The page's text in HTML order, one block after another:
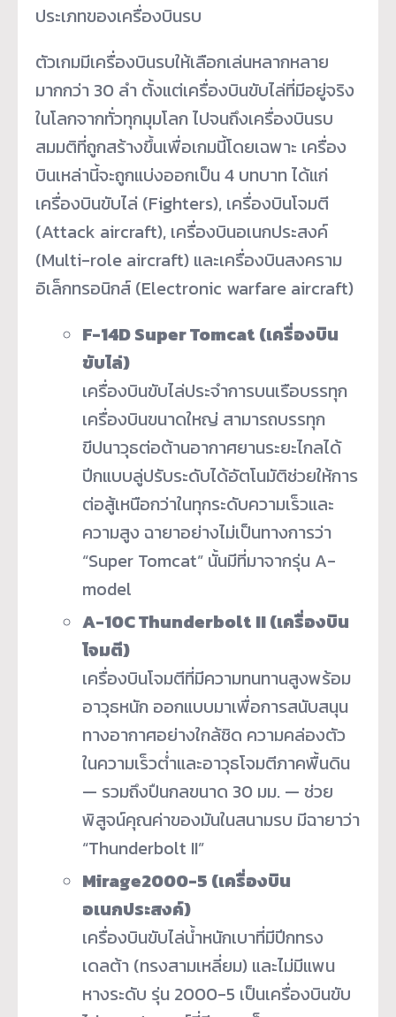
ประเภทของเครื่องบินรบ
ตัวเกมมีเครื่องบินรบให้เลือกเล่นหลากหลาย
มากกว่า 30 ลำ ตั้งแต่เครื่องบินขับไล่ที่มีอยู่จริง
ในโลกจากทั่วทุกมุมโลก ไปจนถึงเครื่องบินรบ
สมมติที่ถูกสร้างขึ้นเพื่อเกมนี้โดยเฉพาะ เครื่อง
บินเหล่านี้จะถูกแบ่งออกเป็น 4 บทบาท ได้แก่
เครื่องบินขับไล่ (Fighters), เครื่องบินโจมตี
(Attack aircraft), เครื่องบินอเนกประสงค์
(Multi-role aircraft) และเครื่องบินสงคราม
อิเล็กทรอนิกส์ (Electronic warfare aircraft)
F-14D Super Tomcat (เครื่องบิน
ขับไล่)
เครื่องบินขับไล่ประจำการบนเรือบรรทุก
เครื่องบินขนาดใหญ่ สามารถบรรทุก
ขีปนาวุธต่อต้านอากาศยานระยะไกลได้
ปีกแบบลู่ปรับระดับได้อัตโนมัติช่วยให้การ
ต่อสู้เหนือกว่าในทุกระดับความเร็วและ
ความสูง ฉายาอย่างไม่เป็นทางการว่า
“Super Tomcat” นั้นมีที่มาจากรุ่น A-
model
A-10C Thunderbolt II (เครื่องบิน
โจมตี)
เครื่องบินโจมตีที่มีความทนทานสูงพร้อม
อาวุธหนัก ออกแบบมาเพื่อการสนับสนุน
ทางอากาศอย่างใกล้ชิด ความคล่องตัว
ในความเร็วต่ำและอาวุธโจมตีภาคพื้นดิน
— รวมถึงปืนกลขนาด 30 มม. — ช่วย
พิสูจน์คุณค่าของมันในสนามรบ มีฉายาว่า
“Thunderbolt II”
Mirage2000-5 (เครื่องบิน
อเนกประสงค์)
เครื่องบินขับไล่น้ำหนักเบาที่มีปีกทรง
เดลต้า (ทรงสามเหลี่ยม) และไม่มีแพน
หางระดับ รุ่น 2000-5 เป็นเครื่องบินขับ